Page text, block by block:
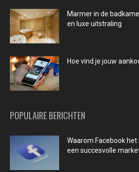
Marmer in de
en luxe uitstraling
Hoe vind je jouw
POPULAIRE BERICHTEN
Waarom Facebook
een succesvolle